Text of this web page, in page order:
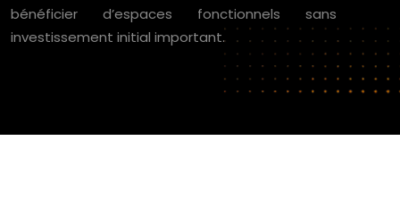
bénéficier d’espaces fonctionnels sans
investissement initial important.